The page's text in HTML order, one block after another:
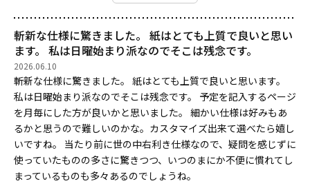
斬新な仕様に驚きました。 紙はとても上質で良いと思い
ます。 私は日曜始まり派なのでそこは残念です。
2026.06.10
斬新な仕様に驚きました。 紙はとても上質で良いと思います。
私は日曜始まり派なのでそこは残念です。 予定を記入するページ
を月毎にした方が良いかと思いました。 細かい仕様は好みもあ
るかと思うので難しいのかな。カスタマイズ出来て選べたら嬉し
いですね。 当たり前に世の中右利き仕様なので、疑問を感じずに
使っていたものの多さに驚きつつ、いつのまにか不便に慣れてし
まっているものも多々あるのでしょうね。